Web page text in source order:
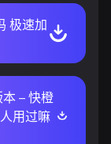
极速加
– 快橙
用过嘛